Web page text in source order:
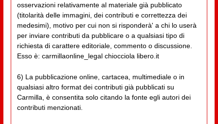
osservazioni relativamente al materiale già pubblicato
(titolarità delle immagini, dei contributi e correttezza dei
medesimi), motivo per cui non si risponderà' a chi lo userà
per inviare contributi da pubblicare o a qualsiasi tipo di
richiesta di carattere editoriale, commento o discussione.
Esso è: carmillaonline_legal chiocciola libero.it
6) La pubblicazione online, cartacea, multimediale o in
qualsiasi altro format dei contributi già pubblicati su
Carmilla, è consentita solo citando la fonte egli autori dei
contributi menzionati.